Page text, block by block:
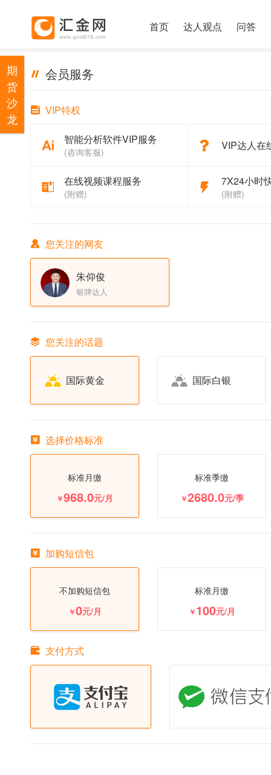
首页 达人观点 问答
会员服务
VIP特权
智能分析软件VIP服务
(咨询客服) VIP达人在
在线视频课程服务
(附赠)
7X24小时
(附赠)
您关注的网友
朱仰俊
银牌达人
您关注的话题
国际黄金 国际白银
选择价格标准
标准月缴
￥968.0元/月
标准季缴
￥2680.0元/季
加购短信包
不加购短信包
￥0元/月
标准月缴
￥100元/月
支付方式
期
货
沙
龙